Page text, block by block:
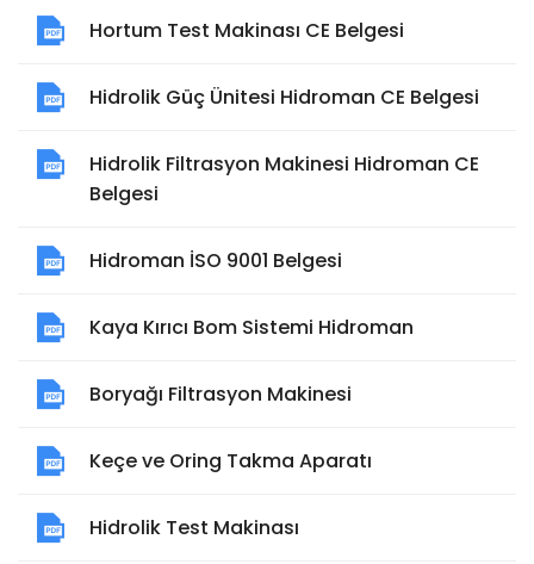
Hortum Test Makinası CE Belgesi
Hidrolik Güç Ünitesi Hidroman CE Belgesi
Hidrolik Filtrasyon Makinesi Hidroman CE
Belgesi
Hidroman İSO 9001 Belgesi
Kaya Kırıcı Bom Sistemi Hidroman
Boryağı Filtrasyon Makinesi
Keçe ve Oring Takma Aparatı
Hidrolik Test Makinası